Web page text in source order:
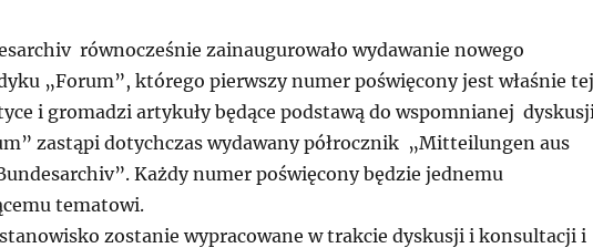
równocześnie zainaugurowało wydawanie nowego
„Forum”, którego pierwszy numer poświęcony jest właśnie tej
i gromadzi artykuły będące podstawą do wspomnianej
zastąpi dotychczas wydawany półrocznik „Mitteilungen aus
Każdy numer poświęcony będzie jednemu
tematowi.
zostanie wypracowane w trakcie dyskusji i konsultacji i